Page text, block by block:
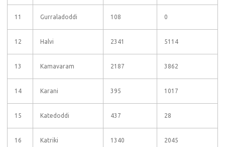
11 Gurraladoddi 108 0
12 Halvi 2341 5114
13 Kamavaram 2187 3862
14 Karani 395 1017
15 Katedoddi 437 28
16 Katriki 1340 2045